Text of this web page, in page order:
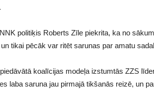
politiķis Roberts Zīle piekrita, ka no
tikai pēcāk var ritēt sarunas par amatu
koalīcijas modeļa izstumtās ZZS
laba saruna jau pirmajā tikšanās reizē, un